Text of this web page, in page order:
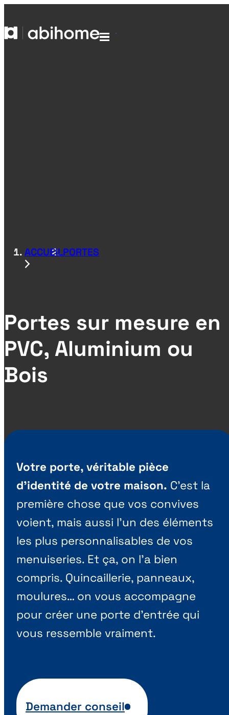
PASSER AU CONTENU
Abihome
ACCUEILPORTES
Portes sur mesure en
PVC, Aluminium ou
Bois
Votre porte, véritable pièce
d’identité de votre maison. C’est la
première chose que vos convives
voient, mais aussi l’un des éléments
les plus personnalisables de vos
menuiseries. Et ça, on l’a bien
compris. Quincaillerie, panneaux,
moulures… on vous accompagne
pour créer une porte d’entrée qui
vous ressemble vraiment.
Demander conseil